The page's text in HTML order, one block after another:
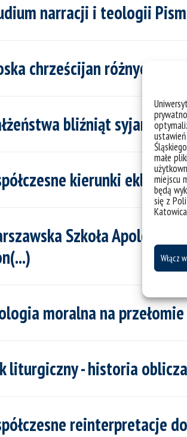
małe
miejscu
będą
się z
Włącz
narracji i teologii
chrześcijan różnych
bliźniąt syjamskich
kierunki
Szkoła
moralna na
liturgiczny - historia
reinterpretacje